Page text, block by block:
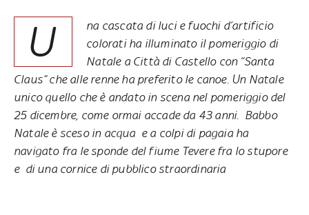
U
na cascata di luci e fuochi d’artificio
colorati ha illuminato il pomeriggio di
Natale a Città di Castello con “Santa
Claus” che alle renne ha preferito le canoe. Un Natale
unico quello che è andato in scena nel pomeriggio del
25 dicembre, come ormai accade da 43 anni. Babbo
Natale è sceso in acqua e a colpi di pagaia ha
navigato fra le sponde del fiume Tevere fra lo stupore
e di una cornice di pubblico straordinaria